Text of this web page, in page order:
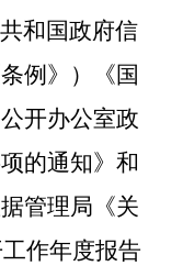
和国政府信
例》）《国
开办公室政
的通知》和
管理局《关
作年度报告